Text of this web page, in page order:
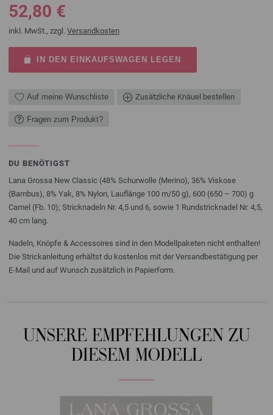
52,80 €
inkl. MwSt., zzgl. Versandkosten
IN DEN EINKAUFSWAGEN LEGEN
Auf meine Wunschliste Zusätzliche Knäuel bestellen
Fragen zum Produkt?
DU BENÖTIGST
Lana Grossa New Classic (48% Schurwolle (Merino), 36% Viskose
(Bambus), 8% Yak, 8% Nylon, Lauflänge 100 m/50 g), 600 (650 – 700) g
Camel (Fb. 10); Stricknadeln Nr. 4,5 und 6, sowie 1 Rundstricknadel Nr. 4,5,
40 cm lang.
Nadeln, Knöpfe & Accessoires sind in den Modellpaketen nicht enthalten!
Die Strickanleitung erhältst du kostenlos mit der Versandbestätigung per
E-Mail und auf Wunsch zusätzlich in Papierform.
UNSERE EMPFEHLUNGEN ZU
DIESEM MODELL